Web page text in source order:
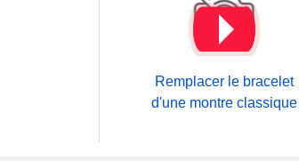
Remplacer le bracelet
d'une montre classique